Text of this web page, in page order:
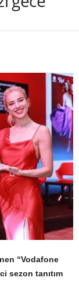
“Vodafone
sezon tanıtım